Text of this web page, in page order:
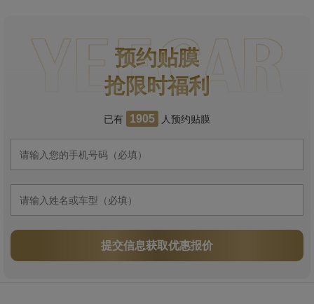
预约贴膜
抢限时福利
已有 1905 人预约贴膜
提交信息获取优惠报价